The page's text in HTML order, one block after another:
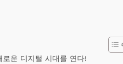
로운 디지털 시대를 연다!